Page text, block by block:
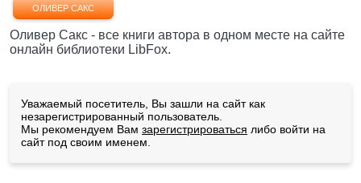
ОЛИВЕР САКС
Оливер Сакс - все книги автора в одном месте на сайте
онлайн библиотеки LibFox.
Уважаемый посетитель, Вы зашли на сайт как
незарегистрированный пользователь.
Мы рекомендуем Вам зарегистрироваться либо войти на
сайт под своим именем.